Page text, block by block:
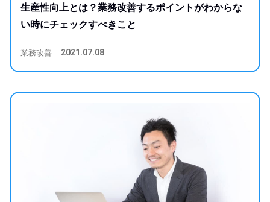
生産性向上とは？業務改善するポイントがわからな
い時にチェックすべきこと
業務改善 2021.07.08